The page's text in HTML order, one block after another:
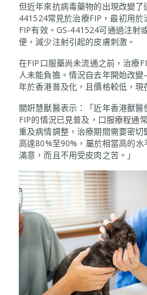
但近年來抗病毒藥物的出現改變了
441524常見於治療FIP，最初用
FIP有效。GS-441524可通過注射
便，減少注射引起的皮膚刺激。
在FIP口服藥尚未流通之前，治療
人未能負擔。情況自去年開始改
年於香港普及化，且價格較低，現
關姸慧獸醫表示：「近年香港獸
FIP的情況已見普及，口服療程通
重及病情調整，治療期間需要密
高達80%至90%，屬於相當高的
滿意，而且不用受皮肉之苦。」